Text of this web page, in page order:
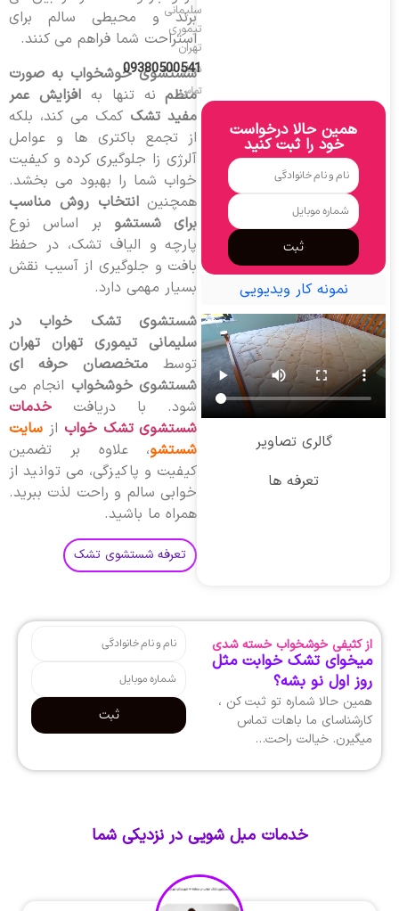
برند و محیطی سالم برای
استراحت شما فراهم می کنند.
شستشوی خوشخواب به صورت
منظمنه تنها به افزایش عمر
مفید تشککمک می کند، بلکه
از تجمع باکتری ها و عوامل
آلرژی زا جلوگیری کرده و کیفیت
خواب شما را بهبود می بخشد.
همچنین انتخاب روش مناسب
برای شستشوبر اساس نوع
پارچه و الیاف تشک، در حفظ
بافت و جلوگیری از آسیب نقش
بسیار مهمی دارد.
شستشوی تشک خواب در
سلیمانی تیموری تهران تهران
توسط
متخصصان حرفه ای
شستشوی خوشخوابانجام می
شود. با دریافت
خدمات
شستشوی تشک خواباز سایت
شستشو، علاوه بر تضمین
کیفیت و پاکیزگی، می توانید از
خوابی سالم و راحت لذت ببرید.
همراه ما باشید.
تعرفه شستشوی تشک
سلیمانی
تیموری
تهران
شماره
تماس
09380500541
همین حالا درخواست
خود را ثبت کنید
ثبت
نمونه کار ویدیویی
گالری تصاویر
تعرفه ها
از کثیفی خوشخواب خسته شدی
میخوای تشک خوابت مثل
روز اول نو بشه؟
همین حالا شماره تو ثبت کن ،
کارشناسای ما باهات تماس
میگیرن. خیالت راحت…
ثبت
خدمات مبل شویی در نزدیکی شما